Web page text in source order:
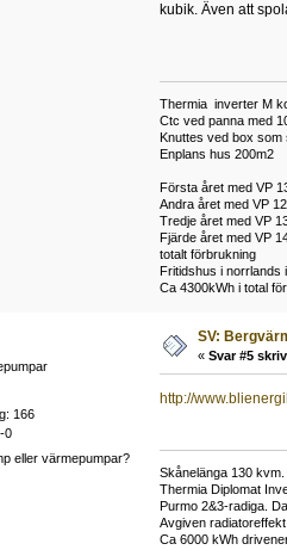
kubik. Även att
Thermia inverter M
Ctc ved panna med
Knuttes ved box som
Enplans hus 200m2
Första året med VP
Andra året med VP
Tredje året med VP
Fjärde året med VP
totalt förbrukning
Fritidshus i norrlands
Ca 4300kWh i total
166
0
eller värmepumpar?
SV:
« Svar #5
http://
Skånelänga 130 kvm.
Thermia Diplomat
Purmo 2&3-radiga.
Avgiven
Ca 6000 kWh